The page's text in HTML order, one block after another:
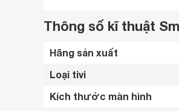
Thông số kĩ thuật
Hãng sản xuất
Loại tivi
Kích thước màn hình